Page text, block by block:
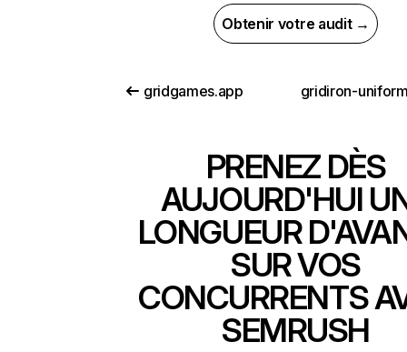
Obtenir votre audit →
gridgames.app gridiron-
PRENEZ DÈS
AUJOURD'HUI
LONGUEUR
SUR VOS
CONCURRENTS
SEMRUSH